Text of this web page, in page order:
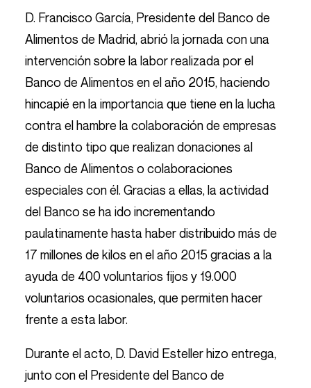
D. Francisco García, Presidente del Banco de
Alimentos de Madrid, abrió la jornada con una
intervención sobre la labor realizada por el
Banco de Alimentos en el año 2015, haciendo
hincapié en la importancia que tiene en la lucha
contra el hambre la colaboración de empresas
de distinto tipo que realizan donaciones al
Banco de Alimentos o colaboraciones
especiales con él. Gracias a ellas, la actividad
del Banco se ha ido incrementando
paulatinamente hasta haber distribuido más de
17 millones de kilos en el año 2015 gracias a la
ayuda de 400 voluntarios fijos y 19.000
voluntarios ocasionales, que permiten hacer
frente a esta labor.
Durante el acto, D. David Esteller hizo entrega,
junto con el Presidente del Banco de